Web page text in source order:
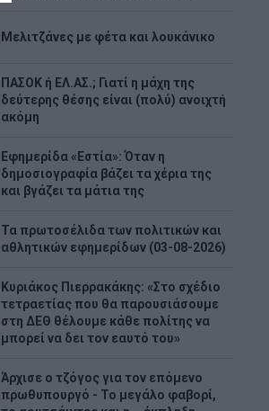
Μελιτζάνες με φέτα και λουκάνικο
ΠΑΣΟΚ ή ΕΛ.ΑΣ.; Γιατί η μάχη της
δεύτερης θέσης είναι (πολύ) ανοιχτή
ακόμη
Εφημερίδα «Εστία»: Όταν η
δημοσιογραφία βάζει τα χέρια της
και βγάζει τα μάτια της
Τα πρωτοσέλιδα των πολιτικών και
αθλητικών εφημερίδων (03-08-2026)
Κυριάκος Πιερρακάκης: «Στο σχέδιο
τετραετίας που θα παρουσιάσουμε
στη ΔΕΘ θέλουμε κάθε πολίτης να
μπορεί να δει τον εαυτό του»
Άρχισε ο τζόγος για τον επόμενο
πρωθυπουργό - Το μεγάλο φαβορί,